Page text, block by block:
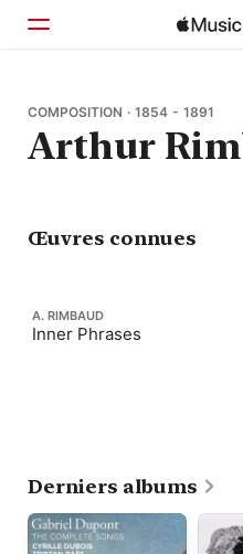
Accueil
Parcourir
COMPOSITION · 1854 - 1891
Arthur
Œuvres connues
A. RIMBAUD
Inner Phrases
Derniers albums